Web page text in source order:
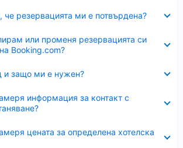
че резервацията ми е потвърдена?
или променя резервацията си
Booking.com?
и защо ми е нужен?
информация за контакт с
цената за определена хотелска